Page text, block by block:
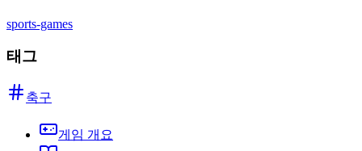
sports-games
태그
축구
게임 개요